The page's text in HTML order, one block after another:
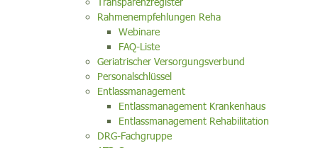
Transparenzregister
Rahmenempfehlungen Reha
Webinare
FAQ-Liste
Geriatrischer Versorgungsverbund
Personalschlüssel
Entlassmanagement
Entlassmanagement Krankenhaus
Entlassmanagement Rehabilitation
DRG-Fachgruppe